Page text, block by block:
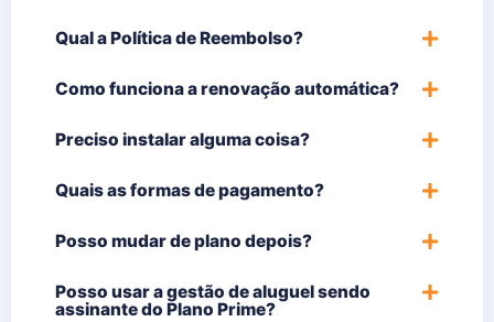
Qual a Política de Reembolso?
Como funciona a renovação automática?
Preciso instalar alguma coisa?
Quais as formas de pagamento?
Posso mudar de plano depois?
Posso usar a gestão de aluguel sendo
assinante do Plano Prime?